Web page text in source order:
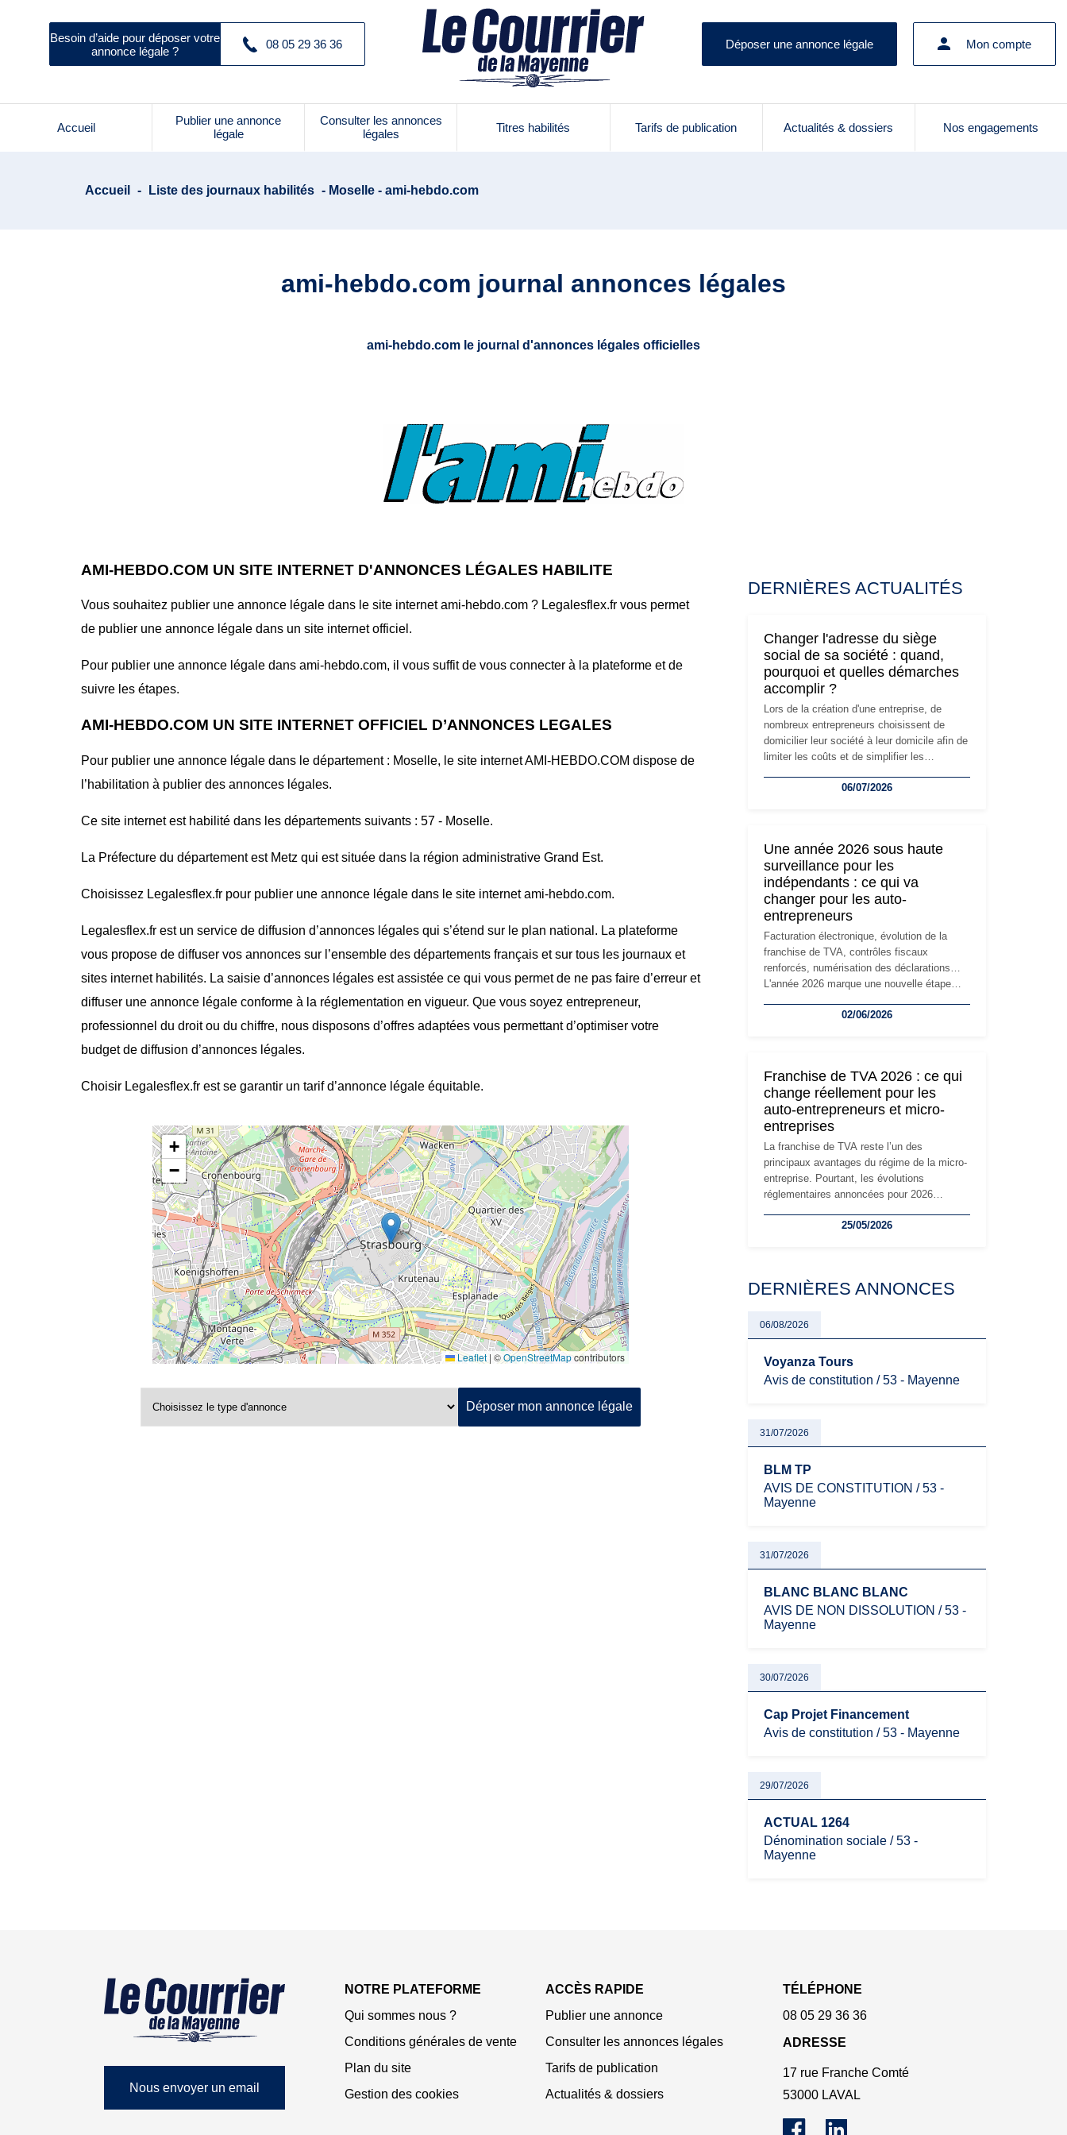
Besoin d’aide pour déposer votre
annonce légale ?
08 05 29 36 36 Déposer une annonce légale Mon compte
Accueil
Publier une annonce
légale
Consulter les annonces
légales
Titres habilités Tarifs de publication Actualités & dossiers Nos engagements
Accueil - Liste des journaux habilités - Moselle - ami-hebdo.com
ami-hebdo.com journal annonces légales
ami-hebdo.com le journal d'annonces légales officielles
AMI-HEBDO.COM UN SITE INTERNET D'ANNONCES LÉGALES HABILITE
Vous souhaitez publier une annonce légale dans le site internet ami-hebdo.com ? Legalesflex.fr vous permet
de publier une annonce légale dans un site internet officiel.
Pour publier une annonce légale dans ami-hebdo.com, il vous suffit de vous connecter à la plateforme et de
suivre les étapes.
AMI-HEBDO.COM UN SITE INTERNET OFFICIEL D’ANNONCES LEGALES
Pour publier une annonce légale dans le département : Moselle, le site internet AMI-HEBDO.COM dispose de
l’habilitation à publier des annonces légales.
Ce site internet est habilité dans les départements suivants : 57 - Moselle.
La Préfecture du département est Metz qui est située dans la région administrative Grand Est.
Choisissez Legalesflex.fr pour publier une annonce légale dans le site internet ami-hebdo.com.
Legalesflex.fr est un service de diffusion d’annonces légales qui s’étend sur le plan national. La plateforme
vous propose de diffuser vos annonces sur l’ensemble des départements français et sur tous les journaux et
sites internet habilités. La saisie d’annonces légales est assistée ce qui vous permet de ne pas faire d’erreur et
diffuser une annonce légale conforme à la réglementation en vigueur. Que vous soyez entrepreneur,
professionnel du droit ou du chiffre, nous disposons d’offres adaptées vous permettant d’optimiser votre
budget de diffusion d’annonces légales.
Choisir Legalesflex.fr est se garantir un tarif d’annonce légale équitable.
+
−
Leaflet | ©OpenStreetMapcontributors
Déposer mon annonce légale
DERNIÈRES ACTUALITÉS
Changer l'adresse du siège
social de sa société : quand,
pourquoi et quelles démarches
accomplir ?
Lors de la création d'une entreprise, de
nombreux entrepreneurs choisissent de
domicilier leur société à leur domicile afin de
limiter les coûts et de simplifier les
l'activité, cette solution peut rapidement
siège social répond souvent à une nouvelle
étape de la vie de l'entreprise et implique
plusieurs formalités obligatoires.
06/07/2026
Une année 2026 sous haute
surveillance pour les
indépendants : ce qui va
changer pour les auto-
entrepreneurs
Facturation électronique, évolution de la
franchise de TVA, contrôles fiscaux
renforcés, numérisation des déclarations…
L'année 2026 marque une nouvelle étape
travailleurs indépendants. Si le régime de la
réglementaire plus exigeant. Décryptage des
principaux changements et des précautions
à prendre pour éviter les mauvaises
surprises.
02/06/2026
Franchise de TVA 2026 : ce qui
change réellement pour les
auto-entrepreneurs et micro-
entreprises
La franchise de TVA reste l’un des
principaux avantages du régime de la micro-
entreprise. Pourtant, les évolutions
réglementaires annoncées pour 2026
les auto-entrepreneurs, artisans et
évoluent dans un contexte de contrôle
oblige les indépendants à rester
particulièrement vigilants.
25/05/2026
DERNIÈRES ANNONCES
06/08/2026
Voyanza Tours
Avis de constitution / 53 - Mayenne
31/07/2026
BLM TP
AVIS DE CONSTITUTION / 53 -
Mayenne
31/07/2026
BLANC BLANC BLANC
AVIS DE NON DISSOLUTION / 53 -
Mayenne
30/07/2026
Cap Projet Financement
Avis de constitution / 53 - Mayenne
29/07/2026
ACTUAL 1264
Dénomination sociale / 53 -
Mayenne
Nous envoyer un email
NOTRE PLATEFORME
Qui sommes nous ?
Conditions générales de vente
Plan du site
Gestion des cookies
ACCÈS RAPIDE
Publier une annonce
Consulter les annonces légales
Tarifs de publication
Actualités & dossiers
TÉLÉPHONE
08 05 29 36 36
ADRESSE
17 rue Franche Comté
53000 LAVAL